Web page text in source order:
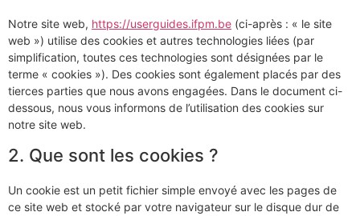
Notre site web, https://userguides.ifpm.be (ci-après : « le site
web ») utilise des cookies et autres technologies liées (par
simplification, toutes ces technologies sont désignées par le
terme « cookies »). Des cookies sont également placés par des
tierces parties que nous avons engagées. Dans le document ci-
dessous, nous vous informons de l’utilisation des cookies sur
notre site web.
2. Que sont les cookies ?
Un cookie est un petit fichier simple envoyé avec les pages de
ce site web et stocké par votre navigateur sur le disque dur de